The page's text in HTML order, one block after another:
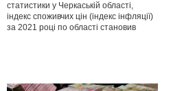
статистики у Черкаській області,
індекс споживчих цін (індекс інфляції)
за 2021 році по області становив